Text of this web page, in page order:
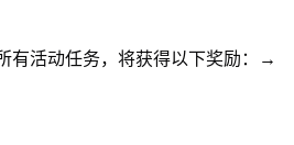
有活动任务，将获得以下奖励：→